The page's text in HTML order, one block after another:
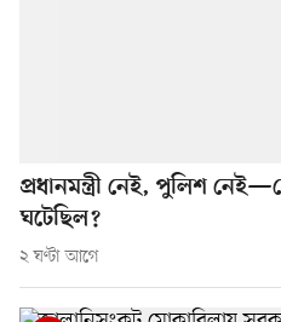
প্রধানমন্ত্রী নেই, পুলিশ
ঘটেছিল?
২ ঘণ্টা আগে